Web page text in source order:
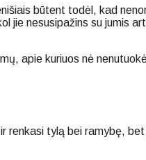
būtent todėl, kad
nesusipažins su jumis
apie kuriuos nė
renkasi tylą bei ramybę,